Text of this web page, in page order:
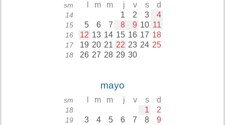
sm m m j v s d
14 1 2 3 4
15 5 6 7 8 9 10 11
16 12 13 14 15 16 17 18
17 19 20 21 22 23 24 25
18 26 27 28 29 30
mayo
sm m m j v s d
18 1 2
19 3 4 5 6 7 8 9